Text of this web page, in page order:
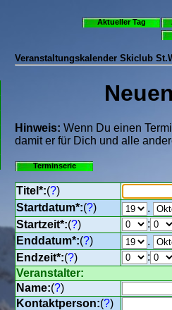
Aktueller Tag
Veranstaltungskalender Skiclub
Hinweis: Wenn Du einen
damit er für Dich und alle
Terminserie
Titel*:(?)
Startdatum*:(?)
.
Startzeit*:(?)
:
Enddatum*:(?)
.
Endzeit*:(?)
:
Veranstalter:
Name:(?)
Kontaktperson:(?)